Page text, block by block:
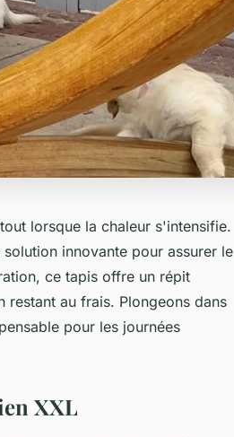
lorsque la chaleur s'intensifie.
innovante pour assurer le
ce tapis offre un répit
restant au frais. Plongeons dans
pour les journées
XXL